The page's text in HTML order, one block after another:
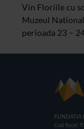
Vin Floriile cu
Muzeul
perioada 23 –
FUNDATIA
Cod fiscal: